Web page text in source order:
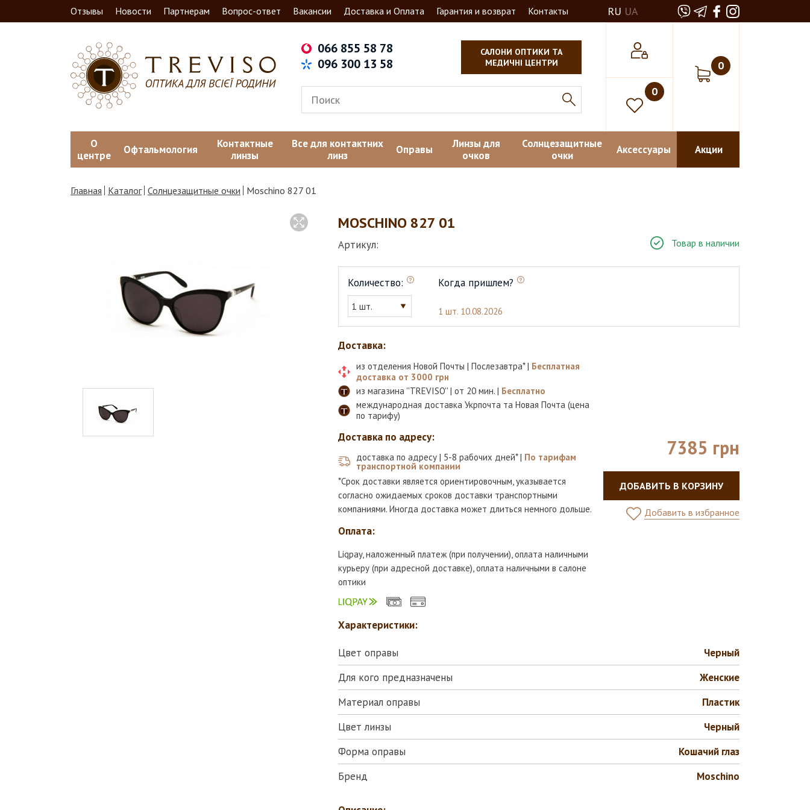
Отзывы Новости Партнерам Вопрос-ответ Вакансии Доставка и Оплата Гарантия и возврат Контакты RU UA
066 855 58 78
096 300 13 58
САЛОНИ ОПТИКИ ТА
МЕДИЧНІ ЦЕНТРИ
0
0
О
центре
Офтальмология
Контактные
линзы
Все для контактних
линз
Оправы
Линзы для
очков
Солнцезащитные
очки
Аксессуары Акции
Главная Каталог Солнцезащитные очки Moschino 827 01
MOSCHINO 827 01
Артикул: Товар в наличии
Количество:
1 шт.
Когда пришлем?
1 шт. 10.08.2026
Доставка:
из отделения Новой Почты | Послезавтра* | Бесплатная
доставка от 3000 грн
из магазина ''TREVISO'' | от 20 мин. | Бесплатно
международная доставка Укрпочта та Новая Почта (цена
по тарифу)
Доставка по адресу:
доставка по адресу | 5-8 рабочих дней* | По тарифам
транспортной компании
*Срок доставки является ориентировочным, указывается
согласно ожидаемых сроков доставки транспортными
компаниями. Иногда доставка может длиться немного дольше.
Оплата:
Liqpay, наложенный платеж (при получении), оплата наличными
курьеру (при адресной доставке), оплата наличными в салоне
оптики
7385 грн
ДОБАВИТЬ В КОРЗИНУ
Добавить в избранное
Характеристики:
Цвет оправы
Черный
Для кого предназначены
Женские
Материал оправы
Пластик
Цвет линзы
Черный
Форма оправы
Кошачий глаз
Бренд
Moschino